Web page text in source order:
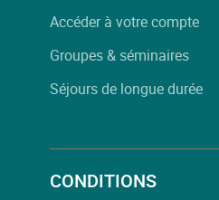
Accéder à votre compte
Groupes & séminaires
Séjours de longue durée
CONDITIONS